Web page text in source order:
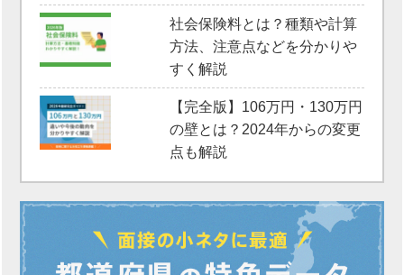
社会保険料とは？種類や計算
方法、注意点などを分かりや
すく解説
【完全版】106万円・130万円
の壁とは？2024年からの変更
点も解説